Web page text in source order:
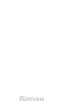
Відгуки